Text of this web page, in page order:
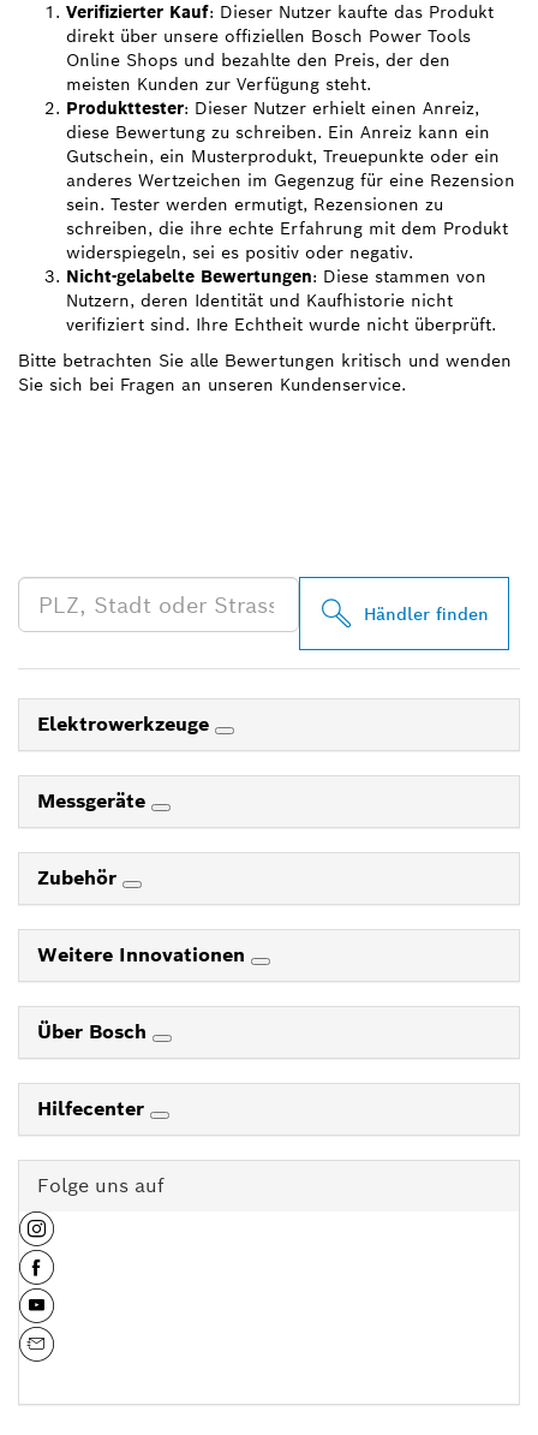
Verifizierter Kauf: Dieser Nutzer kaufte das Produkt
direkt über unsere offiziellen Bosch Power Tools
Online Shops und bezahlte den Preis, der den
meisten Kunden zur Verfügung steht.
Produkttester: Dieser Nutzer erhielt einen Anreiz,
diese Bewertung zu schreiben. Ein Anreiz kann ein
Gutschein, ein Musterprodukt, Treuepunkte oder ein
anderes Wertzeichen im Gegenzug für eine Rezension
sein. Tester werden ermutigt, Rezensionen zu
schreiben, die ihre echte Erfahrung mit dem Produkt
widerspiegeln, sei es positiv oder negativ.
Nicht-gelabelte Bewertungen: Diese stammen von
Nutzern, deren Identität und Kaufhistorie nicht
verifiziert sind. Ihre Echtheit wurde nicht überprüft.
Bitte betrachten Sie alle Bewertungen kritisch und wenden
Sie sich bei Fragen an unseren Kundenservice.
Händler finden
Elektrowerkzeuge
Messgeräte
Zubehör
Weitere Innovationen
Über Bosch
Hilfecenter
Folge uns auf